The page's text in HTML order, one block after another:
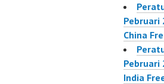
Pebruari
China
Pebruari
India